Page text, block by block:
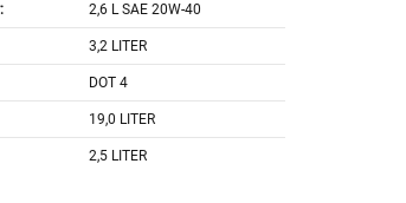
2,6 L SAE 20W-40
3,2 LITER
DOT 4
19,0 LITER
2,5 LITER